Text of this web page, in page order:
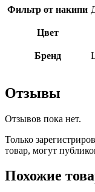
Фильтр от накипи
Цвет
Бренд
Отзывы
Отзывов пока нет.
Только
товар, могут
Похожие